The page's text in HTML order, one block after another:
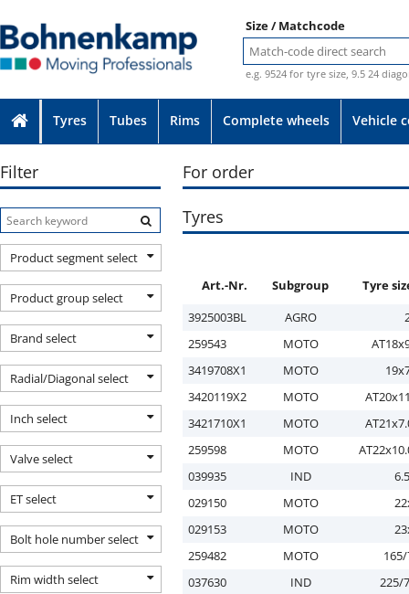
Size / Matchcode
e.g. 9524 for tyre size, 9.5 24
Tyres Tubes Rims Complete wheels Vehicle
For order
Tyres
Art.-Nr. Subgroup
Tyre
3925003BL
AGRO
259543
MOTO
3419708X1
MOTO
3420119X2
MOTO
3421710X1
MOTO
259598
MOTO
039935
IND
029150
MOTO
029153
MOTO
259482
MOTO
037630
IND
225/
Filter
Product segment select
Product group select
Brand select
Radial/Diagonal select
Inch select
Valve select
ET select
Bolt hole number select
Rim width select